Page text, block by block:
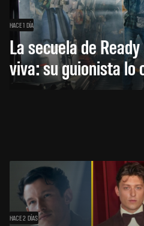
HACE 1 DÍA
La secuela de
viva: su guionista lo
HACE 2 DÍAS